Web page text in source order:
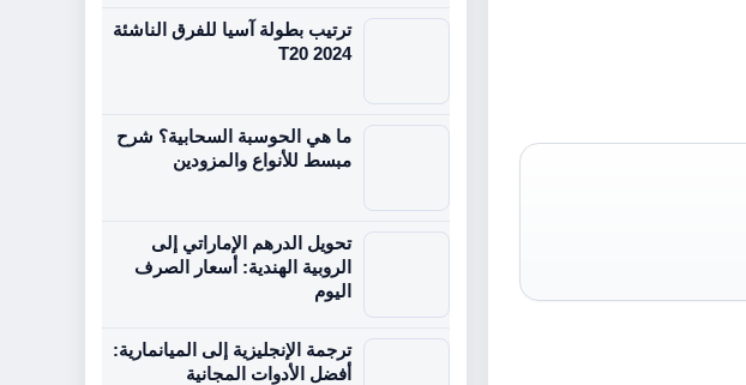
ترتيب بطولة آسيا للفرق الناشئة
T20 2024
ما هي الحوسبة السحابية؟ شرح
مبسط للأنواع والمزودين
تحويل الدرهم الإماراتي إلى
الروبية الهندية: أسعار الصرف
اليوم
ترجمة الإنجليزية إلى الميانمارية:
أفضل الأدوات المجانية